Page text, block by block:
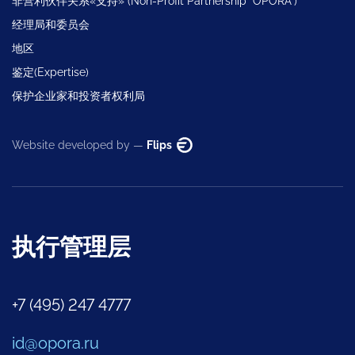
经理局和委员会
地区
鉴定(Expertise)
保护企业家和投资者权利局
Website developed by — Flips
执行管理层
+7 (495) 247 4777
id@opora.ru